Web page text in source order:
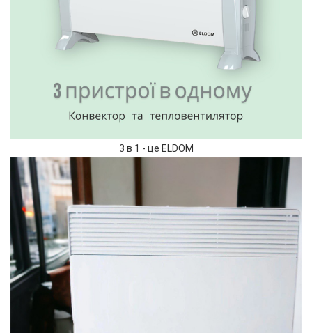
3 в 1 - це ELDOM